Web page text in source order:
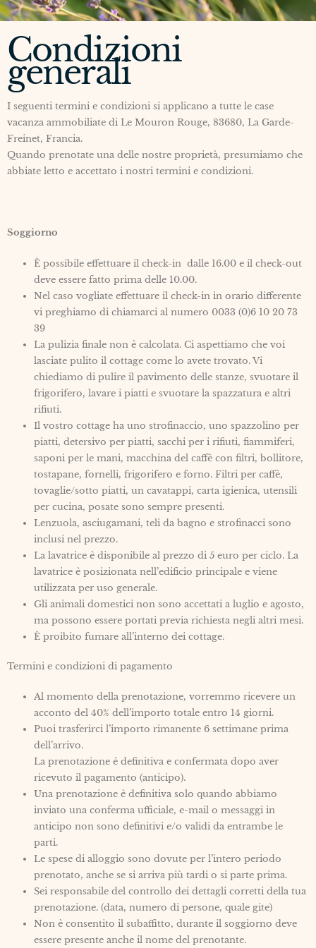
Condizioni
generali
I seguenti termini e condizioni si applicano a tutte le case
vacanza ammobiliate di Le Mouron Rouge, 83680, La Garde-
Freinet, Francia.
Quando prenotate una delle nostre proprietà, presumiamo che
abbiate letto e accettato i nostri termini e condizioni.
Soggiorno
È possibile effettuare il check-in dalle 16.00 e il check-out
deve essere fatto prima delle 10.00.
Nel caso vogliate effettuare il check-in in orario differente
vi preghiamo di chiamarci al numero 0033 (0)6 10 20 73
39
La pulizia finale non è calcolata. Ci aspettiamo che voi
lasciate pulito il cottage come lo avete trovato. Vi
chiediamo di pulire il pavimento delle stanze, svuotare il
frigorifero, lavare i piatti e svuotare la spazzatura e altri
rifiuti.
Il vostro cottage ha uno strofinaccio, uno spazzolino per
piatti, detersivo per piatti, sacchi per i rifiuti, fiammiferi,
saponi per le mani, macchina del caffè con filtri, bollitore,
tostapane, fornelli, frigorifero e forno. Filtri per caffè,
tovaglie/sotto piatti, un cavatappi, carta igienica, utensili
per cucina, posate sono sempre presenti.
Lenzuola, asciugamani, teli da bagno e strofinacci sono
inclusi nel prezzo.
La lavatrice è disponibile al prezzo di 5 euro per ciclo. La
lavatrice è posizionata nell’edificio principale e viene
utilizzata per uso generale.
Gli animali domestici non sono accettati a luglio e agosto,
ma possono essere portati previa richiesta negli altri mesi.
È proibito fumare all’interno dei cottage.
Termini e condizioni di pagamento
Al momento della prenotazione, vorremmo ricevere un
acconto del 40% dell’importo totale entro 14 giorni.
Puoi trasferirci l’importo rimanente 6 settimane prima
dell’arrivo.
La prenotazione è definitiva e confermata dopo aver
ricevuto il pagamento (anticipo).
Una prenotazione è definitiva solo quando abbiamo
inviato una conferma ufficiale, e-mail o messaggi in
anticipo non sono definitivi e/o validi da entrambe le
parti.
Le spese di alloggio sono dovute per l’intero periodo
prenotato, anche se si arriva più tardi o si parte prima.
Sei responsabile del controllo dei dettagli corretti della tua
prenotazione. (data, numero di persone, quale gite)
Non è consentito il subaffitto, durante il soggiorno deve
essere presente anche il nome del prenotante.